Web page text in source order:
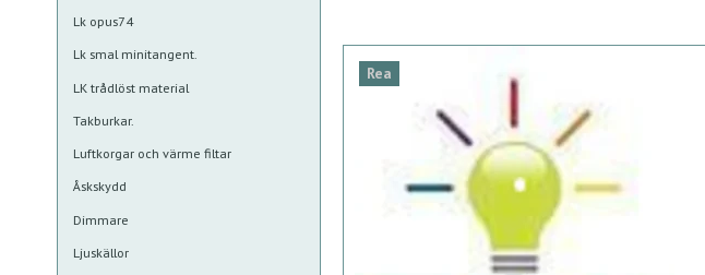
Lk opus74
Lk smal minitangent.
LK trådlöst material
Takburkar.
Luftkorgar och värme filtar
Åskskydd
Dimmare
Ljuskällor
Rea